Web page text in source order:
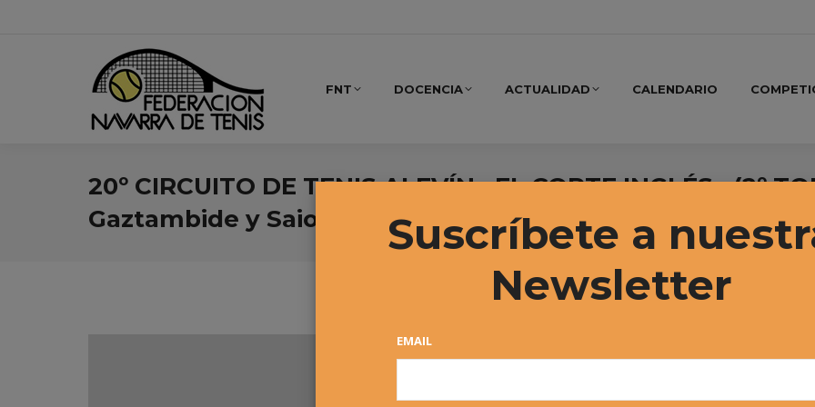
FNT DOCENCIA ACTUALIDAD CALENDARIO
20º CIRCUITO DE TENIS ALEVÍN «EL CORTE INGLÉS» (2º
Gaztambide y Saioa Arrieta campeones
Suscríbete a
Newsletter
EMAIL